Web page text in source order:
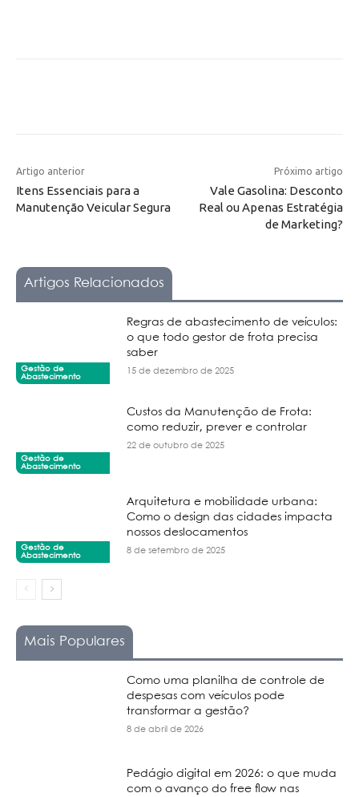
Artigo anterior
Itens Essenciais para a
Manutenção Veicular Segura
Próximo artigo
Vale Gasolina: Desconto
Real ou Apenas Estratégia
de Marketing?
Artigos Relacionados
Gestão de
Abastecimento
Regras de abastecimento de veículos:
o que todo gestor de frota precisa
saber
15 de dezembro de 2025
Gestão de
Abastecimento
Custos da Manutenção de Frota:
como reduzir, prever e controlar
22 de outubro de 2025
Gestão de
Abastecimento
Arquitetura e mobilidade urbana:
Como o design das cidades impacta
nossos deslocamentos
8 de setembro de 2025
Mais Populares
Como uma planilha de controle de
despesas com veículos pode
transformar a gestão?
8 de abril de 2026
Pedágio digital em 2026: o que muda
com o avanço do free flow nas